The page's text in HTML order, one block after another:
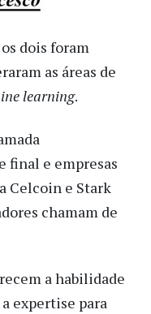
dois foram
as áreas de
learning.
e empresas
Celcoin e Stark
chamam de
a habilidade
expertise para